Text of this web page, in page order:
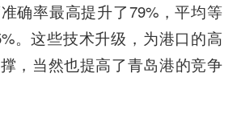
确率最高提升了79%，平均等
。这些技术升级，为港口的高
，当然也提高了青岛港的竞争